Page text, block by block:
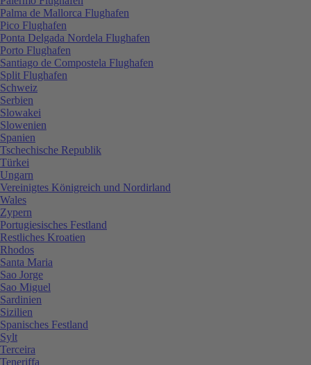
Palma de Mallorca Flughafen
Pico Flughafen
Ponta Delgada Nordela Flughafen
Porto Flughafen
Santiago de Compostela Flughafen
Split Flughafen
Schweiz
Serbien
Slowakei
Slowenien
Spanien
Tschechische Republik
Türkei
Ungarn
Vereinigtes Königreich und Nordirland
Wales
Zypern
Portugiesisches Festland
Restliches Kroatien
Rhodos
Santa Maria
Sao Jorge
Sao Miguel
Sardinien
Sizilien
Spanisches Festland
Sylt
Terceira
Teneriffa